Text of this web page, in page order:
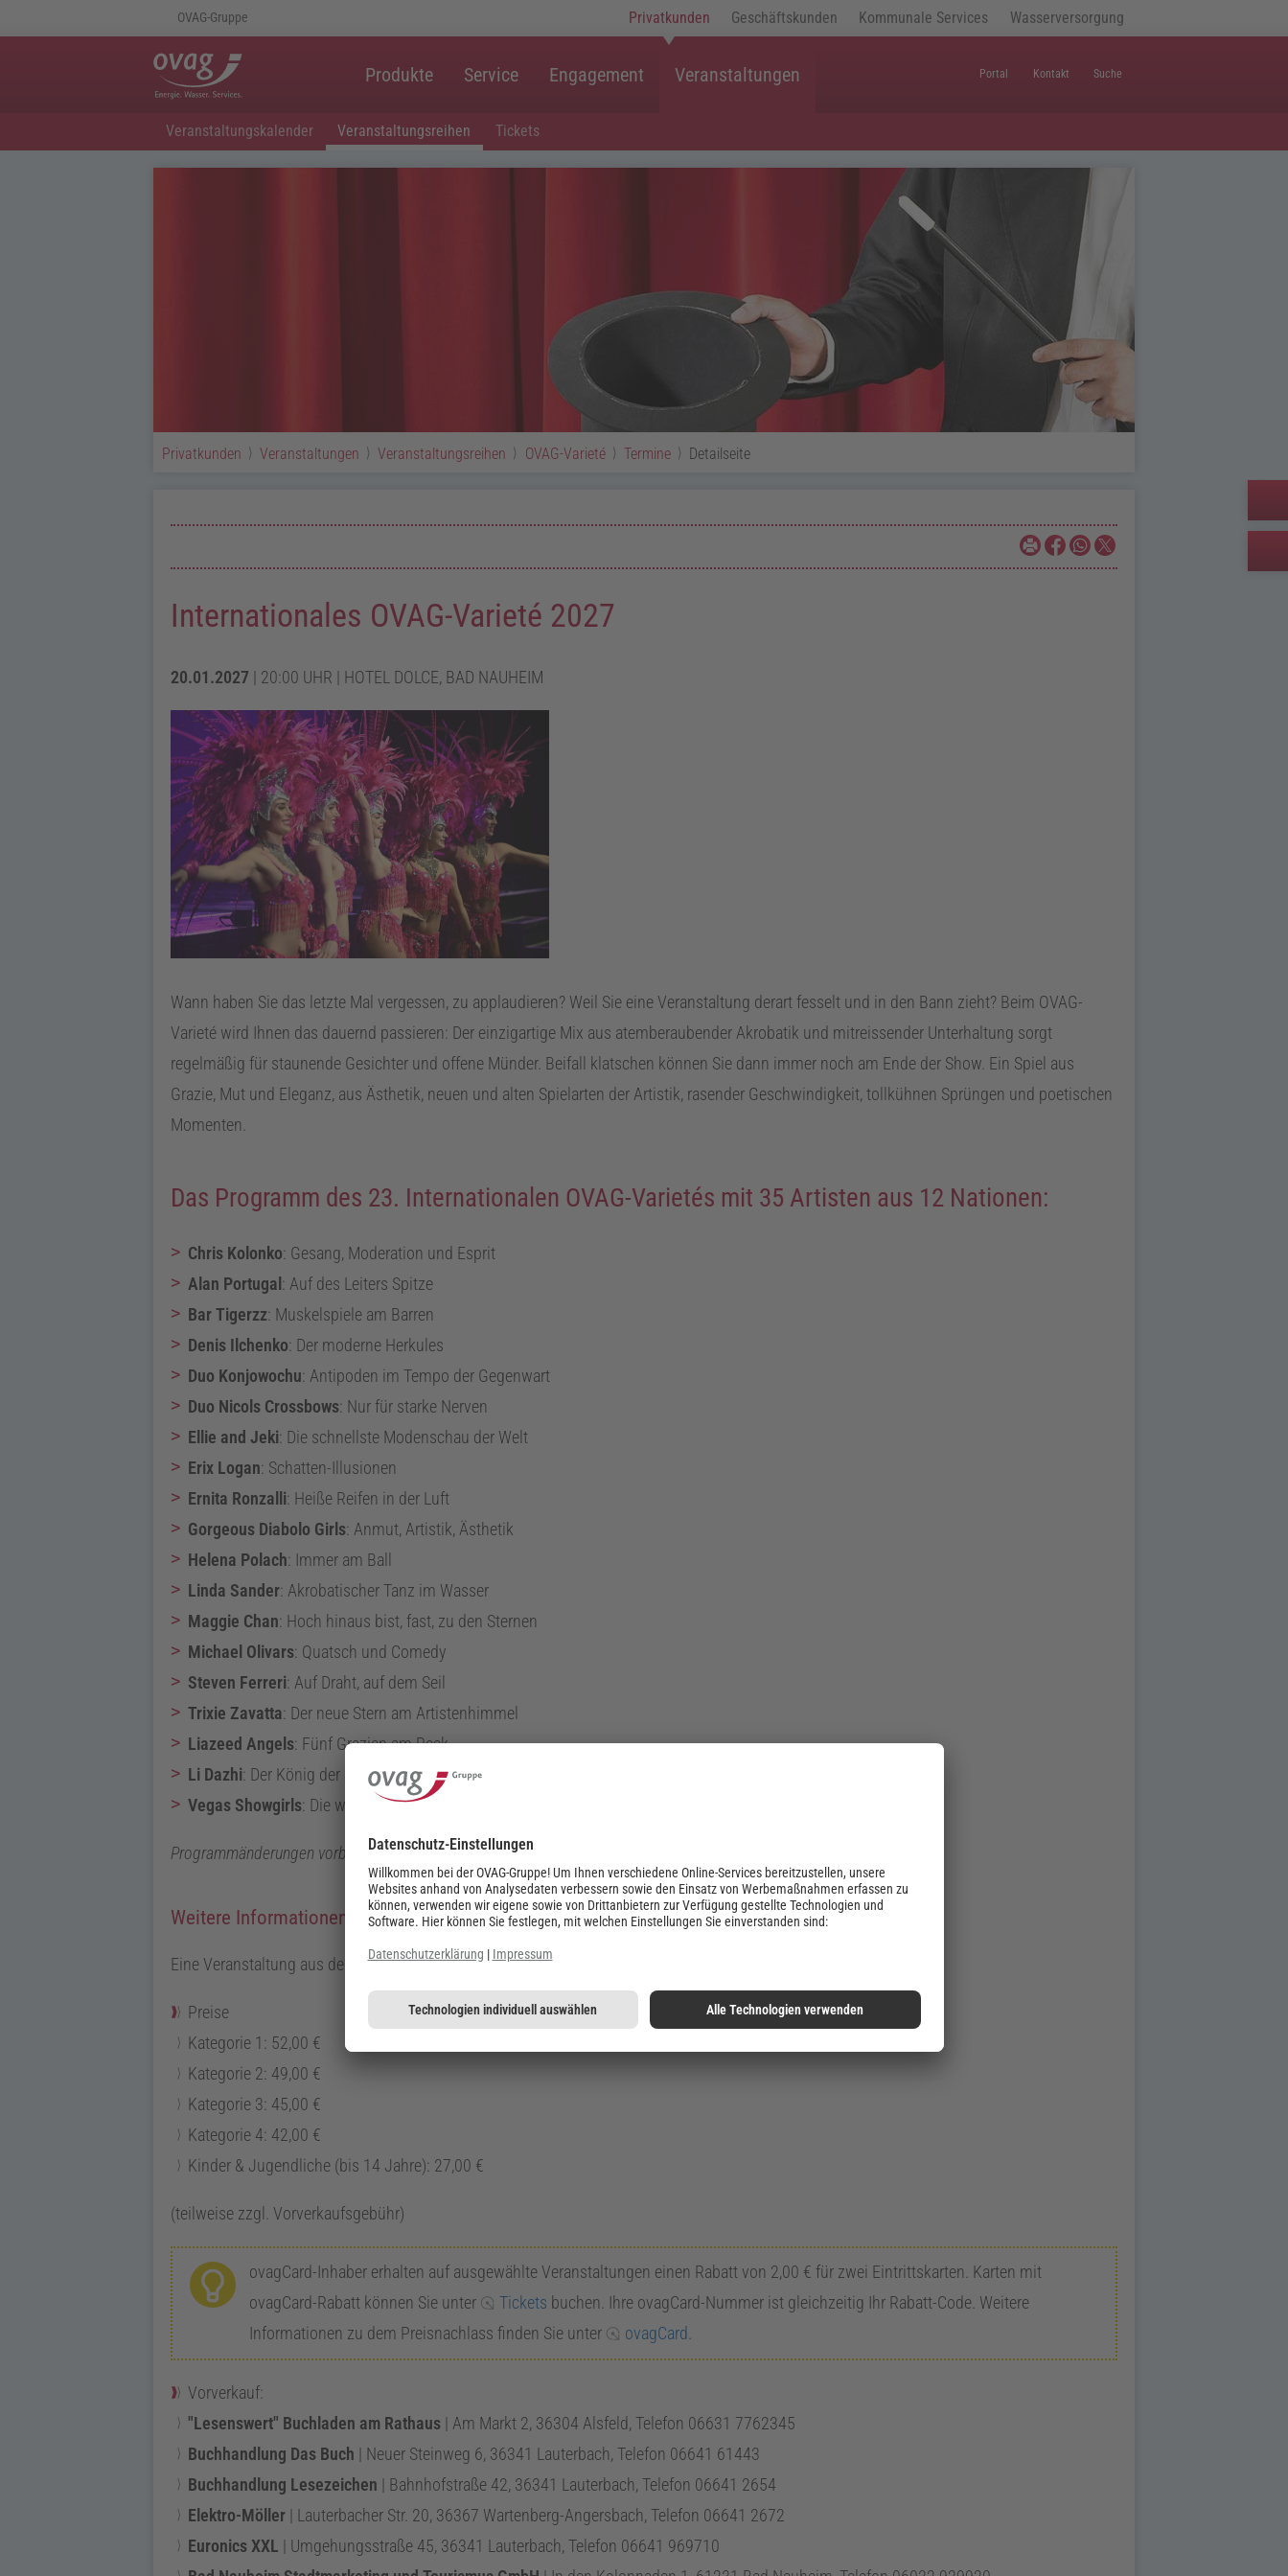
OVAG-Gruppe Privatkunden Geschäftskunden Kommunale Services Wasserversorgung
Produkte Service Engagement Veranstaltungen
Veranstaltungskalender Veranstaltungsreihen Tickets
Portal Kontakt Suche
Privatkunden Veranstaltungen Veranstaltungsreihen OVAG-Varieté Termine Detailseite
Internationales OVAG-Varieté 2027
20.01.2027 | 20:00 UHR | HOTEL DOLCE, BAD NAUHEIM
Wann haben Sie das letzte Mal vergessen, zu applaudieren? Weil Sie eine Veranstaltung derart fesselt und in den Bann zieht? Beim OVAG-
Varieté wird Ihnen das dauernd passieren: Der einzigartige Mix aus atemberaubender Akrobatik und mitreissender Unterhaltung sorgt
regelmäßig für staunende Gesichter und offene Münder. Beifall klatschen können Sie dann immer noch am Ende der Show. Ein Spiel aus
Grazie, Mut und Eleganz, aus Ästhetik, neuen und alten Spielarten der Artistik, rasender Geschwindigkeit, tollkühnen Sprüngen und poetischen
Momenten.
Das Programm des 23. Internationalen OVAG-Varietés mit 35 Artisten aus 12 Nationen:
Chris Kolonko: Gesang, Moderation und Esprit
Alan Portugal : Auf des Leiters Spitze
Bar Tigerzz: Muskelspiele am Barren
Denis Ilchenko: Der moderne Herkules
Duo Konjowochu: Antipoden im Tempo der Gegenwart
Duo Nicols Crossbows: Nur für starke Nerven
Ellie and Jeki: Die schnellste Modenschau der Welt
Erix Logan: Schatten-Illusionen
Ernita Ronzalli: Heiße Reifen in der Luft
Gorgeous Diabolo Girls: Anmut, Artistik, Ästhetik
Helena Polach: Immer am Ball
Linda Sander: Akrobatischer Tanz im Wasser
Maggie Chan: Hoch hinaus bist, fast, zu den Sternen
Michael Olivars: Quatsch und Comedy
Steven Ferreri: Auf Draht, auf dem Seil
Trixie Zavatta: Der neue Stern am Artistenhimmel
Liazeed Angels: Fünf Grazien am Reck
Li Dazhi: Der König der Stuhlakrobatik
Vegas Showgirls: Die wahren Dancing Queens
Programmänderungen vorbehalten.
Weitere Informationen:
Eine Veranstaltung aus der Kategorie Internationales OVAG-Varieté
Preise
Kategorie 1: 52,00 €
Kategorie 2: 49,00 €
Kategorie 3: 45,00 €
Kategorie 4: 42,00 €
Kinder & Jugendliche (bis 14 Jahre): 27,00 €
(teilweise zzgl. Vorverkaufsgebühr)
ovagCard-Inhaber erhalten auf ausgewählte Veranstaltungen einen Rabatt von 2,00 € für zwei Eintrittskarten. Karten mit
ovagCard-Rabatt können Sie unter Tickets buchen. Ihre ovagCard-Nummer ist gleichzeitig Ihr Rabatt-Code. Weitere
Informationen zu dem Preisnachlass finden Sie unter
ovagCard.
Vorverkauf:
"Lesenswert" Buchladen am Rathaus | Am Markt 2, 36304 Alsfeld, Telefon 06631 7762345
Buchhandlung Das Buch | Neuer Steinweg 6, 36341 Lauterbach, Telefon 06641 61443
Buchhandlung Lesezeichen | Bahnhofstraße 42, 36341 Lauterbach, Telefon 06641 2654
Elektro-Möller | Lauterbacher Str. 20, 36367 Wartenberg-Angersbach, Telefon 06641 2672
Euronics XXL | Umgehungsstraße 45, 36341 Lauterbach, Telefon 06641 969710